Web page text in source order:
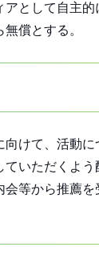
として自主的
償とする。
向けて、活動
いただくよう
会等から推薦